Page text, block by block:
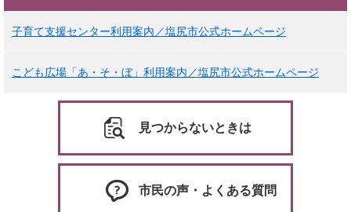
子育て支援センター利用案内／塩尻市公式ホームページ
こども広場「あ・そ・ぼ」利用案内／塩尻市公式ホームページ
見つからないときは
市民の声・よくある質問